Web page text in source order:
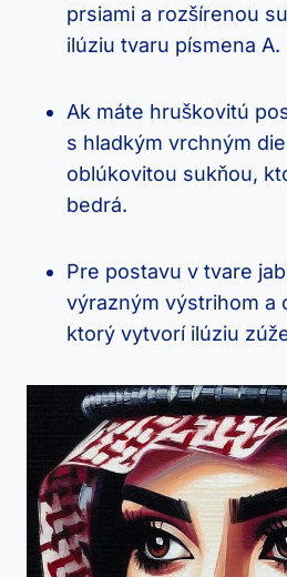
prsiami a⁣ rozšírenou
ilúziu tvaru písmena ⁣A.
Ak ⁤máte ⁣hruškovitú
s hladkým vrchným
⁤oblúkovitou sukňou,
bedrá.
Pre postavu v tvare
výrazným​ výstrihom a
ktorý vytvorí ilúziu